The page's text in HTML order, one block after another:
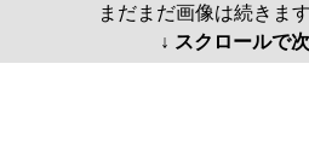
まだまだ画像は続きま
↓ スクロールで